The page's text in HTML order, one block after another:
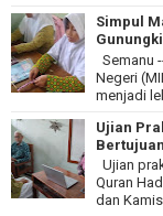
Simpul
Semanu
Negeri
menjadi
Ujian
Ujian
Quran
dan